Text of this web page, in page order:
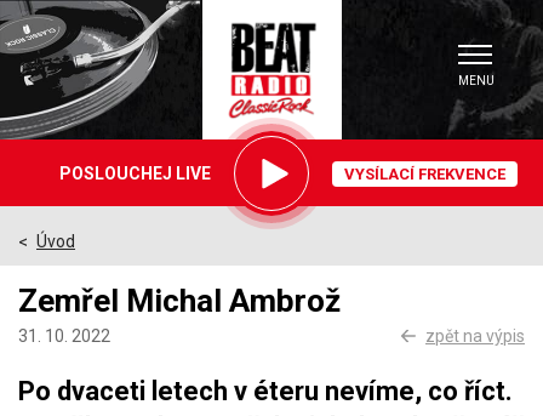
hrajemePOSLOUCHEJ LIVE VYSÍLACÍ FREKVENCE
MENU
Úvod
>
Zemřel Michal Ambrož
31. 10. 2022 zpět na výpis
Po dvaceti letech v éteru nevíme, co říct.